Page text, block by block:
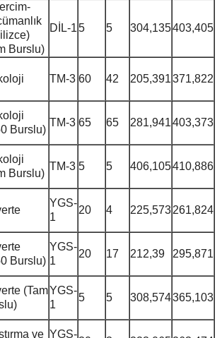
Burslu)
DİL-15 5 304,135403,405
TM-3 60 42 205,391371,822
Burslu)
TM-3 65 65 281,941403,373
Burslu)
TM-3 5 5 406,105410,886
YGS-
1
20 4 225,573261,824
Burslu)
YGS-
1
20 17 212,39 295,871
(TamYGS-
1
5 5 308,574365,103
ve YGS-